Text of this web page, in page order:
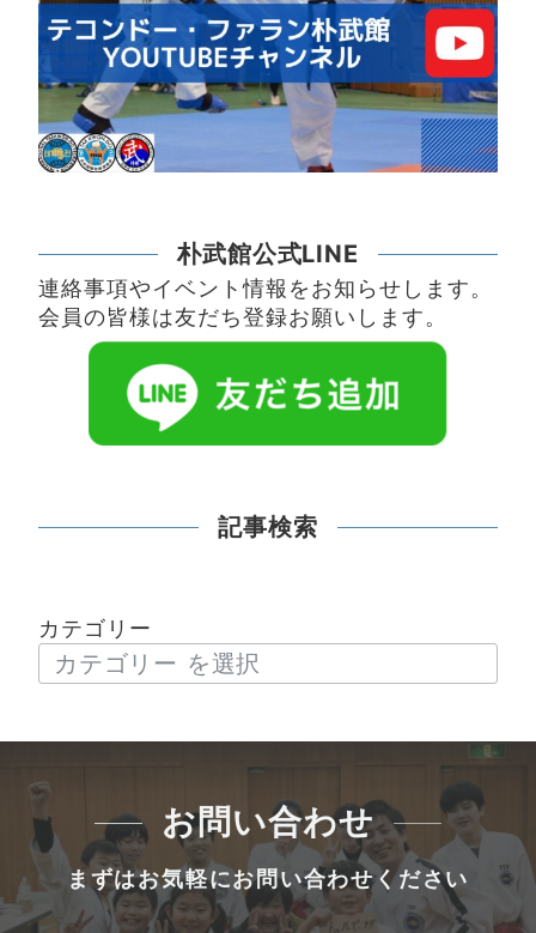
朴武館公式LINE
連絡事項やイベント情報をお知らせします。
会員の皆様は友だち登録お願いします。
記事検索
カテゴリー
お問い合わせ
まずはお気軽にお問い合わせください